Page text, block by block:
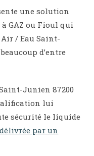
une solution
GAZ ou Fioul qui
/ Eau Saint-
d’entre
Junien 87200
lui
sécurité le liquide
par un